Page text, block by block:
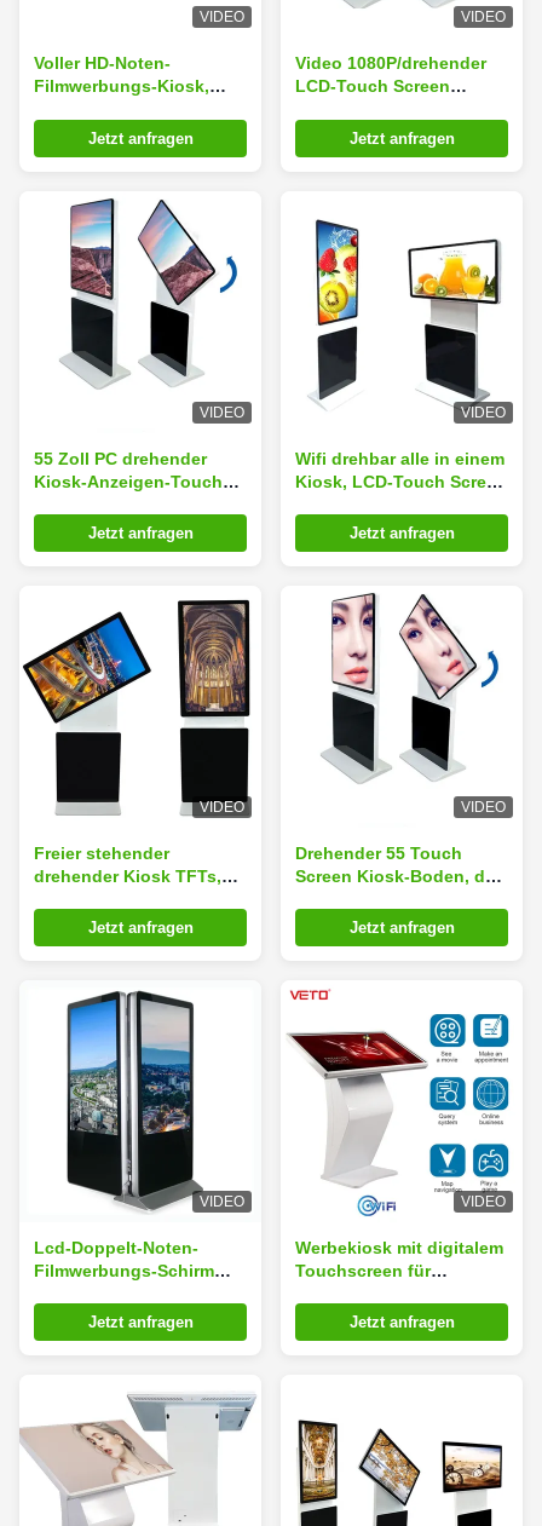
VIDEO
Voller HD-Noten-
Filmwerbungs-Kiosk,
Screen Kiosk
Jetzt anfragen
VIDEO
Video 1080P/drehender
LCD-Touch Screen
wechselwirkender Touch
Screen Kiosk
Jetzt anfragen
VIDEO
55 Zoll PC drehender
Kiosk-Anzeigen-Touch
178 Grad-Betrachtungs-
Winkel
Jetzt anfragen
VIDEO
Wifi drehbar alle in einem
Kiosk, LCD-Touch Screen
HelligkeitJetzt anfragen
VIDEO
Freier stehender
drehender Kiosk TFTs,
Touch Screen Plug-and-
Play
Jetzt anfragen
VIDEO
Drehender 55 Touch
Screen Kiosk-Boden, der
wechselwirkendes für
Einkaufszentrum steht
Jetzt anfragen
VIDEO
Lcd-Doppelt-Noten-
Filmwerbungs-Schirm
stehender digitalen
Beschilderung
Jetzt anfragen
VIDEO
Werbekiosk mit digitalem
Touchscreen für
Jetzt anfragen